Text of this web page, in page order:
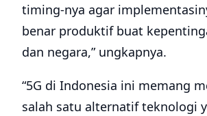
timing-nya agar
benar produktif buat
dan negara,” ungkapnya.
“5G di Indonesia ini memang
salah satu alternatif teknologi